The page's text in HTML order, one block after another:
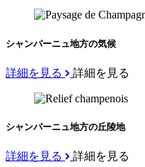
シャンパーニュ地方の気候
詳細を見る 詳細を見る
シャンパーニュ地方の丘陵地
詳細を見る 詳細を見る